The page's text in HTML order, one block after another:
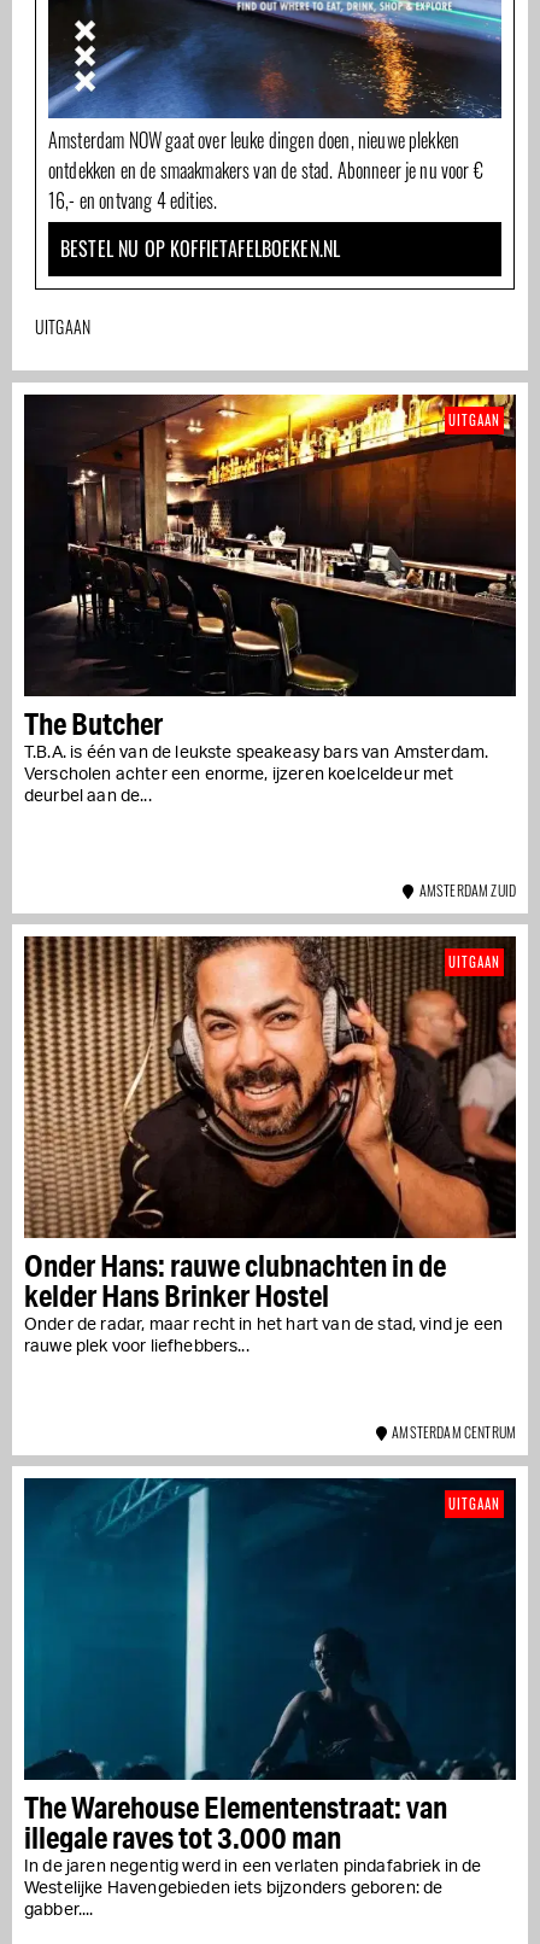
Amsterdam NOW gaat over leuke dingen doen, nieuwe plekken
ontdekken en de smaakmakers van de stad. Abonneer je nu voor €
16,- en ontvang 4 edities.
BESTEL NU OP KOFFIETAFELBOEKEN.NL
UITGAAN
The Butcher
T.B.A. is één van de leukste speakeasy bars van Amsterdam.
Verscholen achter een enorme, ijzeren koelceldeur met
deurbel aan de...
UITGAAN
AMSTERDAM ZUID
Onder Hans: rauwe clubnachten in de
kelder Hans Brinker Hostel
Onder de radar, maar recht in het hart van de stad, vind je een
rauwe plek voor liefhebbers...
UITGAAN
AMSTERDAM CENTRUM
The Warehouse Elementenstraat: van
illegale raves tot 3.000 man
In de jaren negentig werd in een verlaten pindafabriek in de
Westelijke Havengebieden iets bijzonders geboren: de
gabber....
UITGAAN